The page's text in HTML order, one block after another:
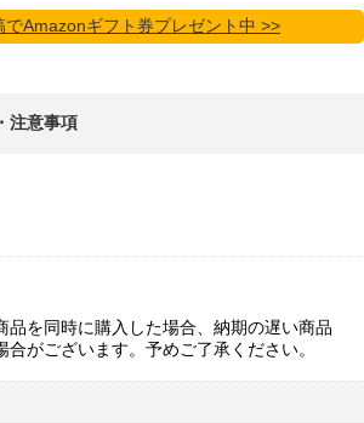
でAmazonギフト券プレゼント中 >>
注意事項
を同時に購入した場合、納期の遅い商品
合がございます。予めご了承ください。